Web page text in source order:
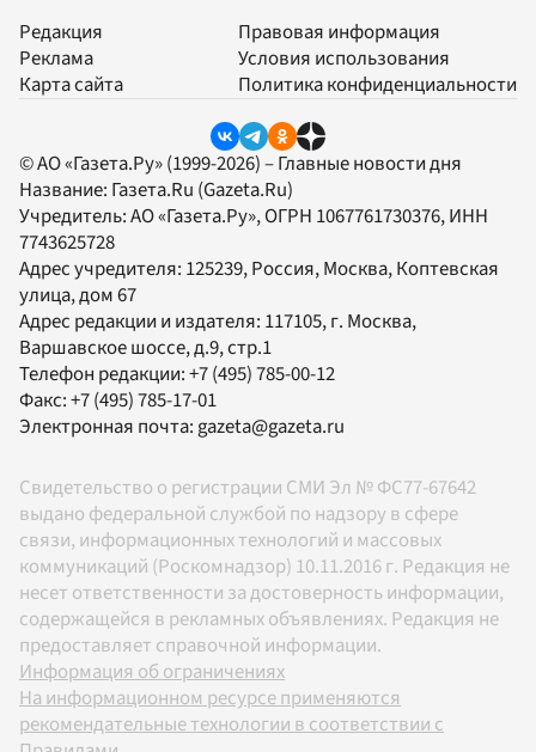
Редакция
Реклама
Карта сайта
Правовая информация
Условия использования
Политика конфиденциальности
© АО «Газета.Ру» (1999-2026) – Главные новости дня
Название: Газета.Ru (Gazeta.Ru)
Учредитель:АО «Газета.Ру», ОГРН 1067761730376, ИНН
7743625728
Адрес учредителя: 125239, Россия, Москва, Коптевская
улица, дом 67
Адрес редакции и издателя: 117105, г. Москва,
Варшавское шоссе, д.9, стр.1
Телефон редакции:+7 (495) 785-00-12
Факс:+7 (495) 785-17-01
Электронная почта: gazeta@gazeta.ru
Свидетельство о регистрации СМИ Эл № ФС77-67642
выдано федеральной службой по надзору в сфере
связи, информационных технологий и массовых
коммуникаций (Роскомнадзор) 10.11.2016 г. Редакция не
несет ответственности за достоверность информации,
содержащейся в рекламных объявлениях. Редакция не
предоставляет справочной информации.
Информация об ограничениях
На информационном ресурсе применяются
рекомендательные технологии в соответствии с